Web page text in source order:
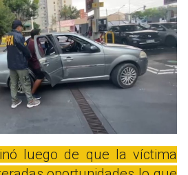
luego de que la víctima